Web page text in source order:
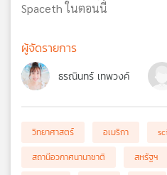
Spaceth ในตอนนี้
ผู้จัดรายการ
ธรณินทร์ เทพวงค์
วิทยาศาสตร์ อเมริกา
สถานีอวกาศนานาชาติ
สหรัฐฯ